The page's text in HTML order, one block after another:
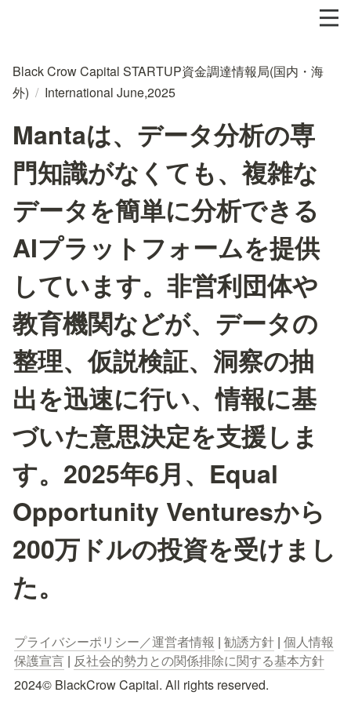
Black Crow Capital STARTUP資金調達情報局(国内・海
外) / International June,2025
Mantaは、データ分析の専
門知識がなくても、複雑な
データを簡単に分析できる
AIプラットフォームを提供
しています。非営利団体や
教育機関などが、データの
整理、仮説検証、洞察の抽
出を迅速に行い、情報に基
づいた意思決定を支援しま
す。2025年6月、Equal
Opportunity Venturesから
200万ドルの投資を受けまし
た。
プライバシーポリシー／運営者情報 | 勧誘方針 | 個人情報
保護宣言 | 反社会的勢力との関係排除に関する基本方針
2024© BlackCrow Capital. All rights reserved.